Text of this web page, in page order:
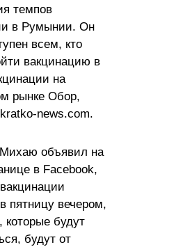
темпов
в Румынии. Он
всем, кто
вакцинацию в
на
рынке Обор,
news.com.
объявил на
в Facebook,
пятницу вечером,
которые будут
будут от